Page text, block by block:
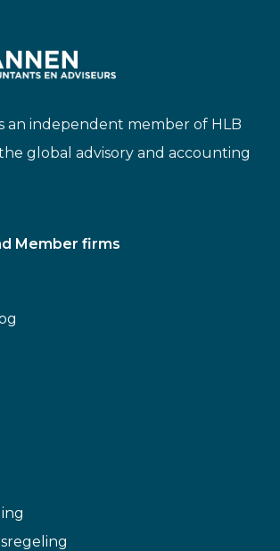
an independent member of HLB
global advisory and accounting
Member firms